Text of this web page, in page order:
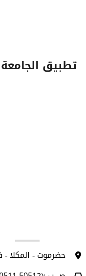
تطبيق الجامعة
حضرموت - المكلا -